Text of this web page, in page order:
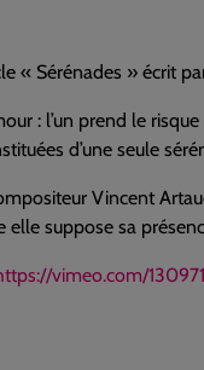
« Sérénades » écrit
: l’un prend le
d’une seule
Vincent
suppose sa
vimeo.com/